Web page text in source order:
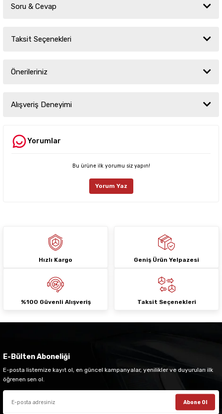
Soru & Cevap
Ürün hakkında henüz soru sorulmamış.
Taksit Seçenekleri
Önerileriniz
yetersiz gördüğünüz noktaları öneri formunu kullanarak tarafımıza
iletebilirsiniz.
Ürün resmi kalitesiz, bozuk veya görüntülenemiyor.
Ürün fiyatı diğer sitelerden daha pahalı.
Alışveriş Deneyimi
Deneyimini Paylaş
Yorumlar
Bu ürüne ilk yorumu siz yapın!
Yorum Yaz
Hızlı Kargo Geniş Ürün Yelpazesi
%100 Güvenli Alışveriş Taksit Seçenekleri
E-Bülten Aboneliği
E-posta listemize kayıt ol, en güncel kampanyalar, yenilikler ve duyuruları ilk
öğrenen sen ol.
Abone Ol